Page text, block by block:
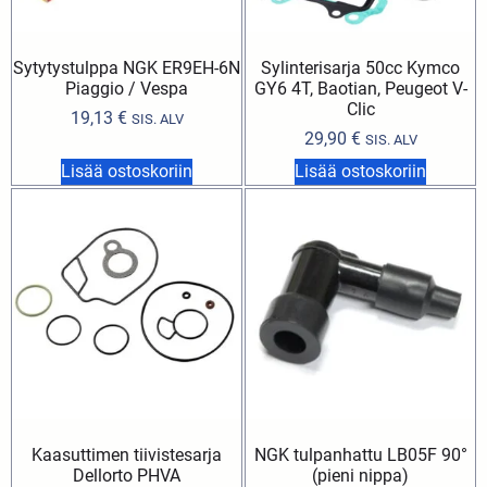
Sytytystulppa NGK ER9EH-6N
Piaggio / Vespa
19,13 € SIS. ALV
Lisää ostoskoriin
Sylinterisarja 50cc Kymco
GY6 4T, Baotian, Peugeot V-
Clic
29,90 € SIS. ALV
Lisää ostoskoriin
Kaasuttimen tiivistesarja
Dellorto PHVA
NGK tulpanhattu LB05F 90°
(pieni nippa)